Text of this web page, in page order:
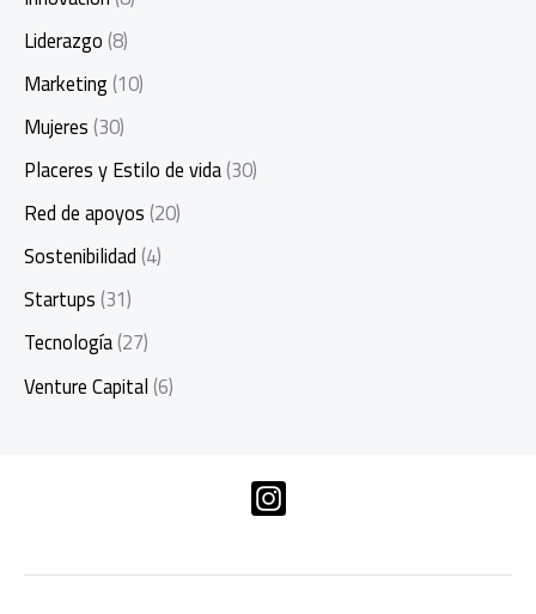
Liderazgo(8)
Marketing(10)
Mujeres(30)
Placeres y Estilo de vida(30)
Red de apoyos(20)
Sostenibilidad(4)
Startups(31)
Tecnología(27)
Venture Capital(6)